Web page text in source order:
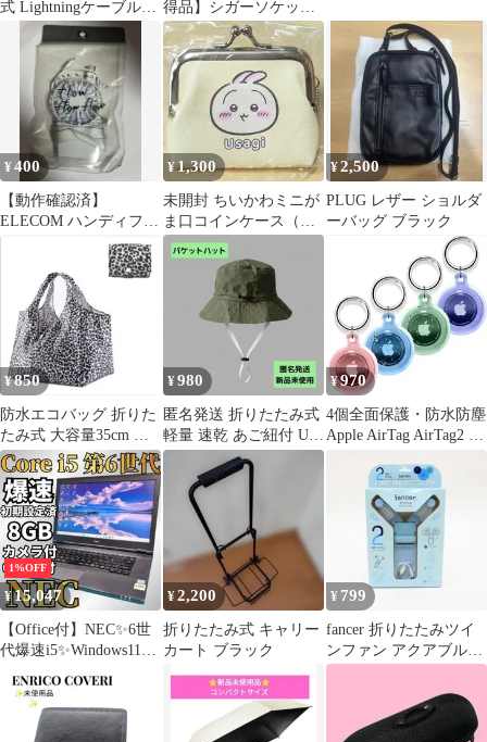
式 Lightningケーブル
60cm 2.4A
得品】シガーソケット
充電器 USB 2ポート
4.8A smartIC搭載 2台同
時 オウルテック公式
¥400
【動作確認済】
ELECOM ハンディファ
ン 水色 USB充電 携帯
¥1,300
未開封 ちいかわミニが
ま口コインケース（う
さぎ）
¥2,500
PLUG レザー ショルダ
ーバッグ ブラック
¥850
防水エコバッグ 折りた
たみ式 大容量35cm レ
ジャーや買い物に ヒ
ョウ柄
¥980
匿名発送 折りたたみ式
軽量 速乾 あご紐付 UV
対策 カーキ 紛失防止
¥970
4個全面保護・防水防塵
Apple AirTag AirTag2 用
ース 紛失防止 傷つき防
止 簡単装着 AirTagトラ
ッカーをしっかり守
る！アウトドアや日常
使いに最適
1%OFF
¥15,047
【Office付】NEC✨6世
代爆速i5✨Windows11ノ
SSD＆メモリ8GB★エ
クセル・ワード★Web
カメラ
¥2,200
折りたたみ式 キャリー
カート ブラック
¥ 799
fancer 折りたたみツイ
ンファン アクアブルー
本体 １点 新品